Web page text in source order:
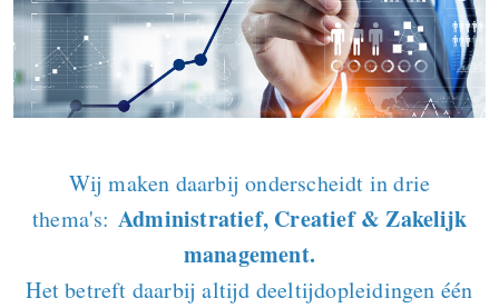
Wij maken daarbij onderscheidt in drie
thema's: Administratief, Creatief & Zakelijk
management.
Het betreft daarbij altijd deeltijdopleidingen één